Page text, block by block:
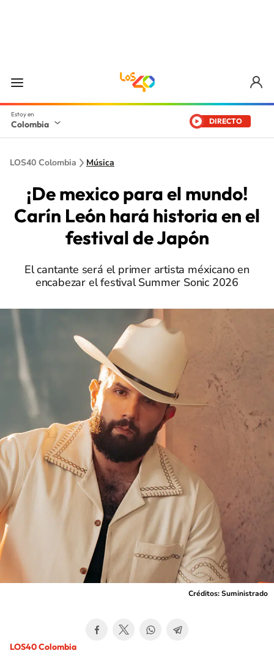
Colombia DIRECTO
LOS40 Colombia Música
¡De mexico para el mundo!
Carín León hará historia en el
festival de Japón
El cantante será el primer artista méxicano en
encabezar el festival Summer Sonic 2026
Créditos: Suministrado
LOS40 Colombia